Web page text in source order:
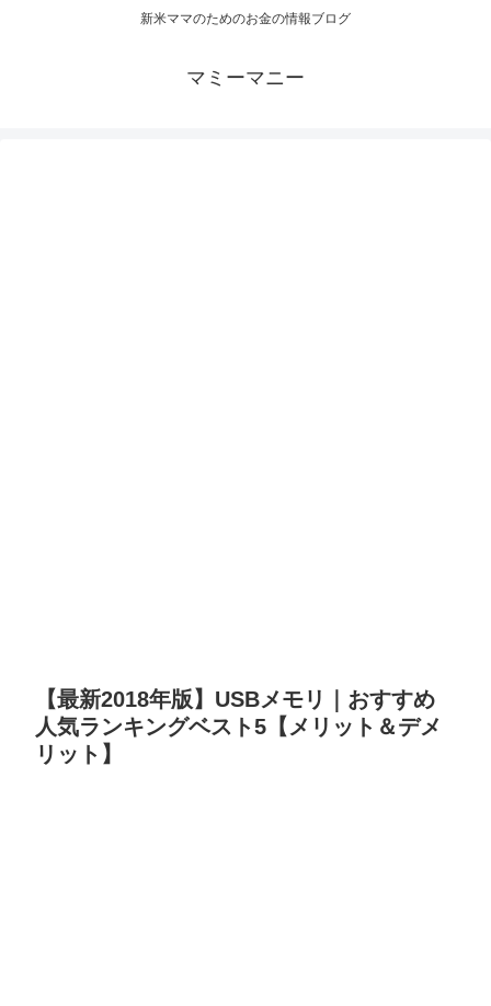
新米ママのためのお金の情報ブログ
マミーマニー
【最新2018年版】USBメモリ｜おすすめ
人気ランキングベスト5【メリット＆デメ
リット】